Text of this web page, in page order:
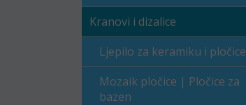
Kranovi i dizalice
Ljepilo za keramiku i pločice
Mozaik pločice | Pločice za
bazen